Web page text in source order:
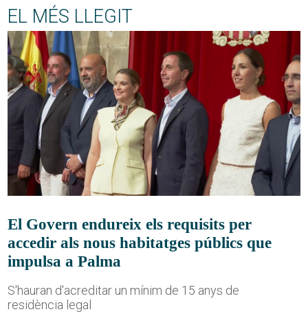
EL MÉS LLEGIT
El Govern endureix els requisits per
accedir als nous habitatges públics que
impulsa a Palma
S'hauran d'acreditar un mínim de 15 anys de
residència legal